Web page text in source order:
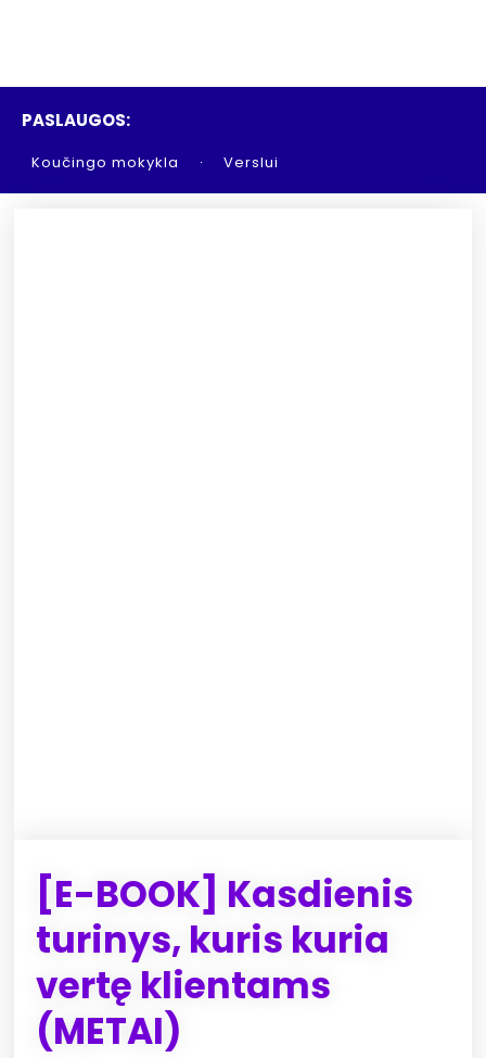
PASLAUGOS:
Koučingo mokykla Verslui
[E-BOOK] Kasdienis
turinys, kuris kuria
vertę klientams
(METAI)